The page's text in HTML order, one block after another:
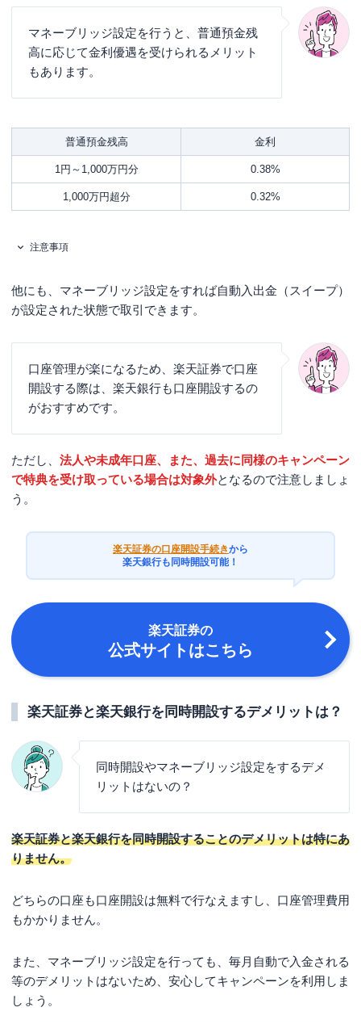
マネーブリッジ設定を行うと、普通預金残
高に応じて金利優遇を受けられるメリット
もあります。
普通預金残高 金利
1円～1,000万円分 0.38%
1,000万円超分 0.32%
注意事項
他にも、マネーブリッジ設定をすれば自動入出金（スイープ）
が設定された状態で取引できます。
口座管理が楽になるため、楽天証券で口座
開設する際は、楽天銀行も口座開設するの
がおすすめです。
ただし、 法人や未成年口座、また、過去に同様のキャンペーン
で特典を受け取っている場合は対象外となるので注意しましょ
う。
楽天証券の口座開設手続きから
楽天銀行も同時開設可能！
楽天証券の
公式サイトはこちら
楽天証券と楽天銀行を同時開設するデメリットは？
同時開設やマネーブリッジ設定をするデメ
リットはないの？
楽天証券と楽天銀行を同時開設することのデメリットは特にあ
りません。
どちらの口座も口座開設は無料で行なえますし、口座管理費用
もかかりません。
また、マネーブリッジ設定を行っても、毎月自動で入金される
等のデメリットはないため、安心してキャンペーンを利用しま
しょう。